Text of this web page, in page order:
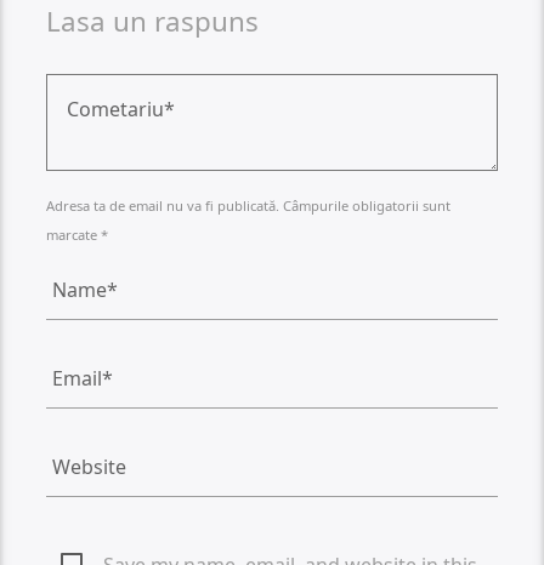
Lasa un raspuns
Adresa ta de email nu va fi publicată. Câmpurile obligatorii sunt
marcate *